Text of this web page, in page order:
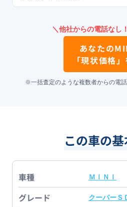
＼他社からの電話なし
あなたの
「現状価格
※一括査定のような複数者からの電
この車の
車種 ＭＩＮＩ
グレード クーパーＳ